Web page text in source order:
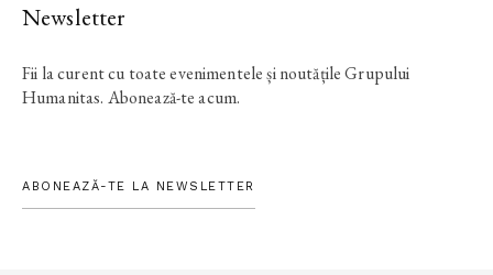
Newsletter
Fii la curent cu toate evenimentele și noutățile Grupului
Humanitas. Abonează-te acum.
ABONEAZĂ-TE LA NEWSLETTER